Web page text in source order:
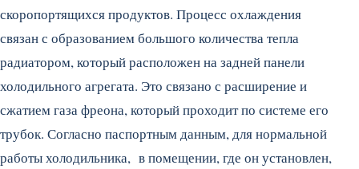
скоропортящихся продуктов. Процесс охлаждения
связан с образованием большого количества тепла
радиатором, который расположен на задней панели
холодильного агрегата. Это связано с расширение и
сжатием газа фреона, который проходит по системе его
трубок. Согласно паспортным данным, для нормальной
работы холодильника, в помещении, где он установлен,